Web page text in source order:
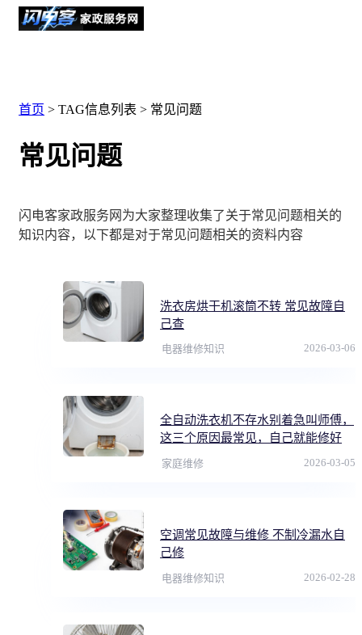
首页 > TAG信息列表 > 常见问题
常见问题
闪电客家政服务网为大家整理收集了关于常见问题相关的
知识内容，以下都是对于常见问题相关的资料内容
洗衣房烘干机滚筒不转 常见故障自
己查
电器维修知识 2026-03-06
全自动洗衣机不存水别着急叫师傅，
这三个原因最常见，自己就能修好
家庭维修 2026-03-05
空调常见故障与维修 不制冷漏水自
己修
电器维修知识 2026-02-28